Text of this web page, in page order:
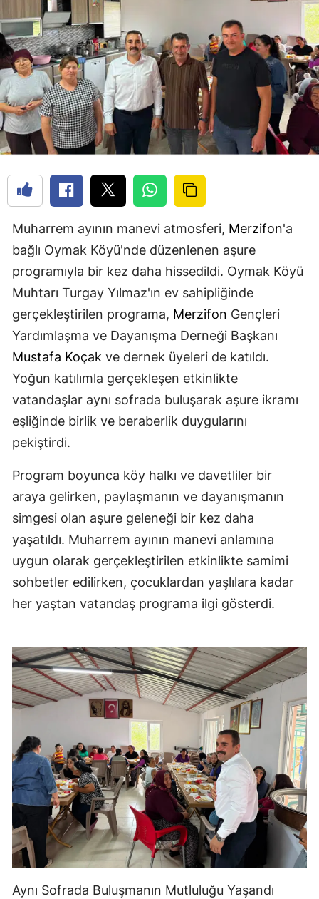
Muharrem ayının manevi atmosferi, Merzifon'a
bağlı Oymak Köyü'nde düzenlenen aşure
programıyla bir kez daha hissedildi. Oymak Köyü
Muhtarı Turgay Yılmaz'ın ev sahipliğinde
gerçekleştirilen programa, Merzifon Gençleri
Yardımlaşma ve Dayanışma Derneği Başkanı
Mustafa Koçak ve dernek üyeleri de katıldı.
Yoğun katılımla gerçekleşen etkinlikte
vatandaşlar aynı sofrada buluşarak aşure ikramı
eşliğinde birlik ve beraberlik duygularını
pekiştirdi.
Program boyunca köy halkı ve davetliler bir
araya gelirken, paylaşmanın ve dayanışmanın
simgesi olan aşure geleneği bir kez daha
yaşatıldı. Muharrem ayının manevi anlamına
uygun olarak gerçekleştirilen etkinlikte samimi
sohbetler edilirken, çocuklardan yaşlılara kadar
her yaştan vatandaş programa ilgi gösterdi.
Aynı Sofrada Buluşmanın Mutluluğu Yaşandı